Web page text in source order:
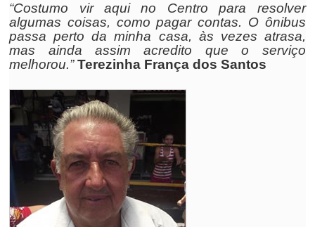
“Costumo vir aqui no Centro para resolver
algumas coisas, como pagar contas. O ônibus
passa perto da minha casa, às vezes atrasa,
mas ainda assim acredito que o serviço
melhorou.” Terezinha França dos Santos